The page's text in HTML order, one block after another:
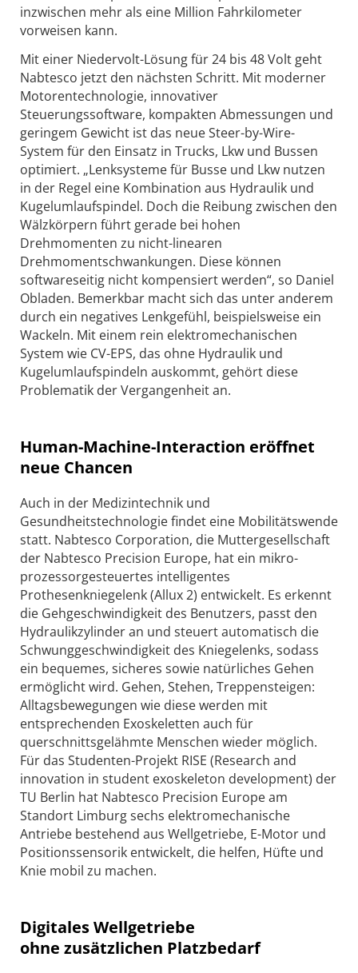
inzwischen mehr als eine Million Fahrkilometer
vorweisen kann.
Mit einer Niedervolt-Lösung für 24 bis 48 Volt geht
Nabtesco jetzt den nächsten Schritt. Mit moderner
Motorentechnologie, innovativer
Steuerungssoftware, kompakten Abmessungen und
geringem Gewicht ist das neue Steer-by-Wire-
System für den Einsatz in Trucks, Lkw und Bussen
optimiert. „Lenksysteme für Busse und Lkw nutzen
in der Regel eine Kombination aus Hydraulik und
Kugelumlaufspindel. Doch die Reibung zwischen den
Wälzkörpern führt gerade bei hohen
Drehmomenten zu nicht-linearen
Drehmomentschwankungen. Diese können
softwareseitig nicht kompensiert werden“, so Daniel
Obladen. Bemerkbar macht sich das unter anderem
durch ein negatives Lenkgefühl, beispielsweise ein
Wackeln. Mit einem rein elektro­mechanischen
System wie CV-EPS, das ohne Hydraulik und
Kugelumlaufspindeln auskommt, gehört diese
Problematik der Vergangenheit an.
Human-Machine-Interaction eröffnet
neue Chancen
Auch in der Medizintechnik und
Gesundheitstechnologie findet eine Mobilitätswende
statt. Nabtesco Corporation, die Muttergesellschaft
der Nabtesco Precision Europe, hat ein mikro­
prozessorgesteuertes intelligentes
Prothesenkniegelenk (Allux 2) entwickelt. Es erkennt
die Gehgeschwindigkeit des Benutzers, passt den
Hydraulikzylinder an und steuert automatisch die
Schwunggeschwindigkeit des Kniegelenks, sodass
ein bequemes, sicheres sowie natürliches Gehen
ermöglicht wird. Gehen, Stehen, Treppensteigen:
Alltagsbewegungen wie diese werden mit
entsprechenden Exoskeletten auch für
querschnittsgelähmte Menschen wieder möglich.
Für das Studenten-Projekt RISE (Research and
innovation in student exoskeleton development) der
TU Berlin hat Nabtesco Precision Europe am
Standort Limburg sechs elektromechanische
Antriebe bestehend aus Wellgetriebe, E-Motor und
Positionssensorik entwickelt, die helfen, Hüfte und
Knie mobil zu machen.
Digitales Wellgetriebe
ohne zusätzlichen Platzbedarf